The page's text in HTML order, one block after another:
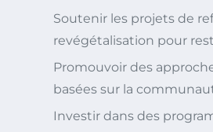
Soutenir les projets de
revégétalisation pour
Promouvoir des
basées sur la
Investir dans des